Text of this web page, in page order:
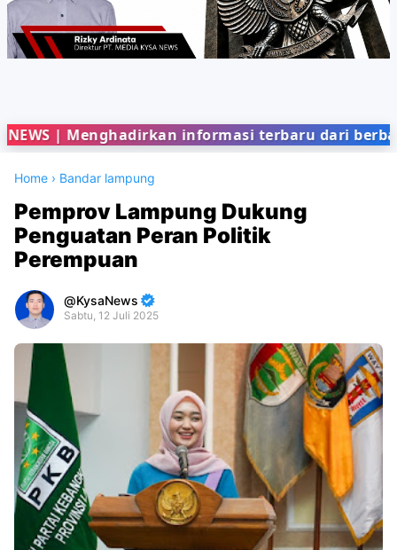
Menghadirkan informasi terbaru dari berbagai
Home › Bandar lampung
Pemprov Lampung Dukung
Penguatan Peran Politik
Perempuan
KysaNews
Sabtu, 12 Juli 2025
Premium
By
Raushan
Design
With
Shroff
Templates